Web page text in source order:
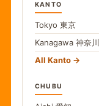
KANTO
Tokyo 東京
Kanagawa 神奈川
All Kanto
CHUBU